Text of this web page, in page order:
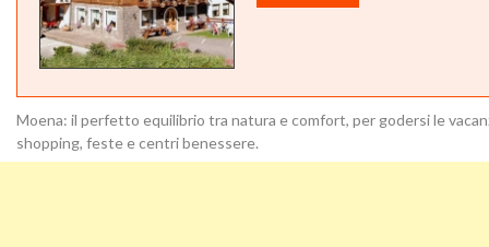
Moena: il perfetto equilibrio tra natura e comfort, per godersi le
shopping, feste e centri benessere.